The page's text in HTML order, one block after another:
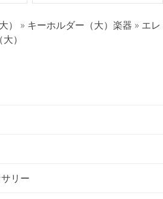
） » キーホルダー（大）楽器 » エレ
）
リー